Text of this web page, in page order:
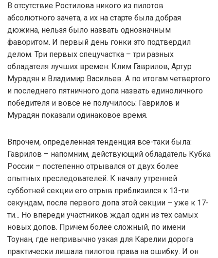
В отсутствие Ростилова никого из пилотов
абсолютного зачета, а их на старте была добрая
дюжина, нельзя было назвать однозначным
фаворитом. И первый день гонки это подтвердил
делом. Три первых спецучастка – три разных
обладателя лучших времен: Клим Гаврилов, Артур
Мурадян и Владимир Васильев. А по итогам четвертого
и последнего пятничного допа назвать единоличного
победителя и вовсе не получилось: Гаврилов и
Мурадян показали одинаковое время.
Впрочем, определенная тенденция все-таки была:
Гаврилов – напомним, действующий обладатель Кубка
России – постепенно отрывался от двух более
опытных преследователей. К началу утренней
субботней секции его отрыв приблизился к 13-ти
секундам, после первого допа этой секции – уже к 17-
ти... Но впереди участников ждал один из тех самых
новых допов. Причем более сложный, по имени
Тоунан, где непривычно узкая для Карелии дорога
практически лишала пилотов права на ошибку. И он